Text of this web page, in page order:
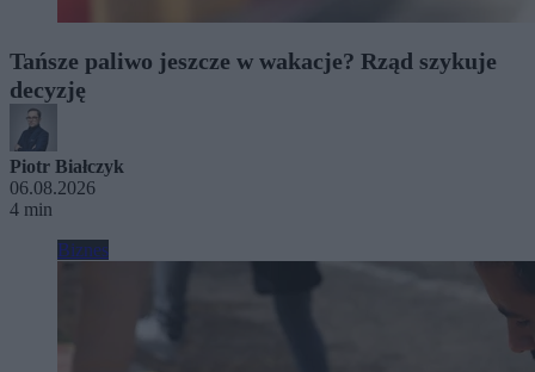
Tańsze paliwo jeszcze w wakacje? Rząd szykuje
decyzję
Piotr Białczyk
06.08.2026
4 min
Biznes